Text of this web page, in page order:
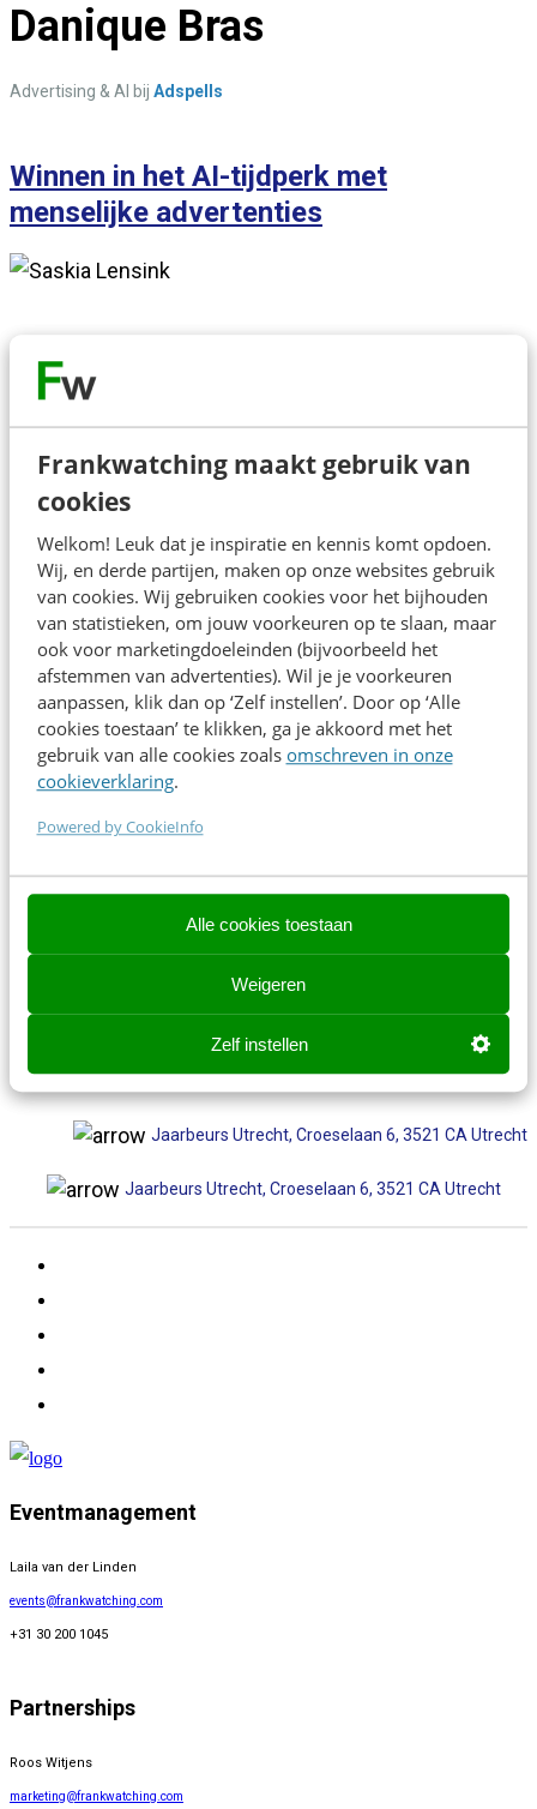
Frankwatching maakt gebruik van
cookies
Welkom! Leuk dat je inspiratie en kennis komt opdoen.
Wij, en derde partijen, maken op onze websites gebruik
van cookies. Wij gebruiken cookies voor het bijhouden
van statistieken, om jouw voorkeuren op te slaan, maar
ook voor marketingdoeleinden (bijvoorbeeld het
afstemmen van advertenties). Wil je je voorkeuren
aanpassen, klik dan op ‘Zelf instellen’. Door op ‘Alle
cookies toestaan’ te klikken, ga je akkoord met het
gebruik van alle cookies zoals omschreven in onze
cookieverklaring.
Powered by CookieInfo
Alle cookies toestaan
Weigeren
Zelf instellen
Danique Bras
Advertising & AI bij Adspells
Winnen in het AI-tijdperk met
menselijke advertenties
Over de spreker
Danique is campagne manager en creative strategist
voor merken die willen groeien met opvallende social
media advertenties. Ze gaf meer dan €5M
winstgevend uit en deelt haar kennis en ervaring in
haar membership Adspells.
Direct inschrijven
events@frankwatching.com
✆ +31 30 200 1063
Jaarbeurs Utrecht, Croeselaan 6, 3521 CA Utrecht
Jaarbeurs Utrecht, Croeselaan 6, 3521 CA Utrecht
Eventmanagement
Laila van der Linden
events@frankwatching.com
+31 30 200 1045
Partnerships
Roos Witjens
marketing@frankwatching.com